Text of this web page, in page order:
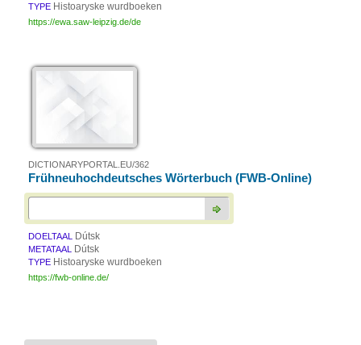
TYPE Histoaryske wurdboeken
https://ewa.saw-leipzig.de/de
DICTIONARYPORTAL.EU/362
Frühneuhochdeutsches Wörterbuch (FWB-Online)
DOELTAAL Dútsk
METATAAL Dútsk
TYPE Histoaryske wurdboeken
https://fwb-online.de/